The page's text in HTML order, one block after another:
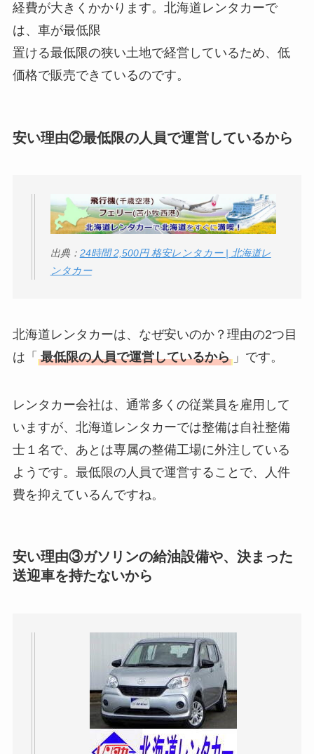
経費が大きくかかります。北海道レンタカーで
は、車が最低限
置ける最低限の狭い土地で経営しているため、低
価格で販売できているのです。
安い理由②最低限の人員で運営しているから
出典： 24時間 2,500円 格安レンタカー | 北海道レ
ンタカー
北海道レンタカーは、なぜ安いのか？理由の2つ目
は「 最低限の人員で運営しているから 」です。
レンタカー会社は、通常多くの従業員を雇用して
いますが、北海道レンタカーでは整備は自社整備
士１名で、あとは専属の整備工場に外注している
ようです。最低限の人員で運営することで、人件
費を抑えているんですね。
安い理由③ガソリンの給油設備や、決まった
送迎車を持たないから